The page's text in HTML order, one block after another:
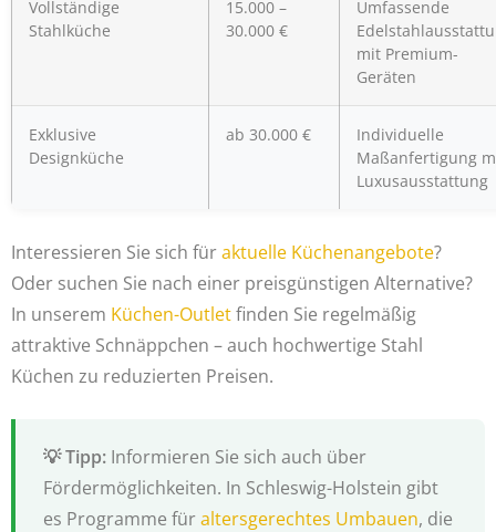
Vollständige
Stahlküche
15.000 –
30.000 €
Umfassende
mit Premium-
Geräten
Exklusive
Designküche
ab 30.000 €
Individuelle
Maßanfertigung
Luxusausstattung
Interessieren Sie sich füraktuelle Küchenangebote?
Oder suchen Sie nach einer preisgünstigen Alternative?
In unserem Küchen-Outletfinden Sie regelmäßig
attraktive Schnäppchen – auch hochwertige Stahl
Küchen zu reduzierten Preisen.
Informieren Sie sich auch über
Fördermöglichkeiten. In Schleswig-Holstein gibt
es Programme füraltersgerechtes Umbauen, die